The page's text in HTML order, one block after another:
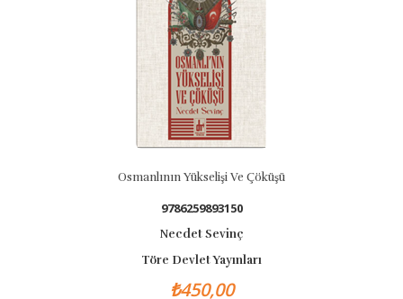
Osmanlının Yükselişi Ve Çöküşü
Necdet Sevinç
Töre Devlet Yayınları